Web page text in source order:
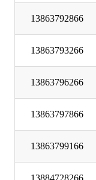
13863792866
13863793266
13863796266
13863797866
13863799166
13884728266